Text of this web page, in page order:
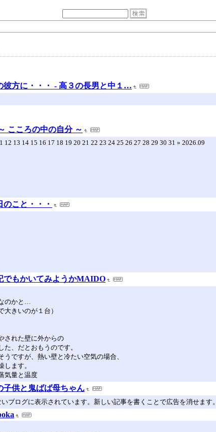
彼方に・・・ - 高３の長男と中１…
こころの中の自分 ～
12 13 14 15 16 17 18 19 20 21 22 23 24 25 26 27 28 29 30 31 » 2026.09
のこと・・・
でもかいてみようかMAIDO
のかと…
大きいのが１台）
された壁に外からの
、だとおもうのです。
ですが、熱い壁と冷たい空気の場合、
します。
気量と温度
子供と鬼ばば母ちゃん
ブログに表示されています。新しい記事を書くことで広告を消せます。